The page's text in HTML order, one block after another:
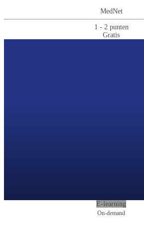
MedNet
1 - 2 punten
Gratis
E-learning
On-demand